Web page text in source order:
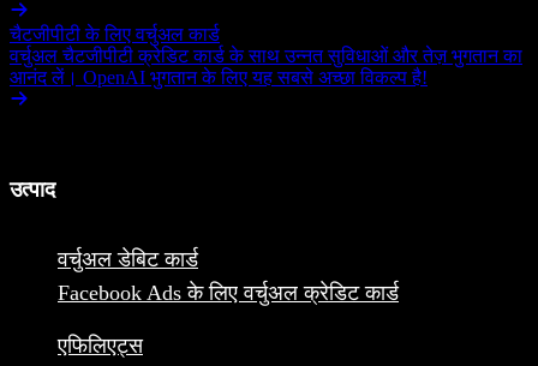
चैटजीपीटी के लिए वर्चुअल कार्ड
वर्चुअल चैटजीपीटी क्रेडिट कार्ड के साथ उन्नत सुविधाओं और तेज़ भुगतान का
आनंद लें। OpenAI भुगतान के लिए यह सबसे अच्छा विकल्प है!
उत्पाद
वर्चुअल डेबिट कार्ड
Facebook Ads के लिए वर्चुअल क्रेडिट कार्ड
एफिलिएट्स